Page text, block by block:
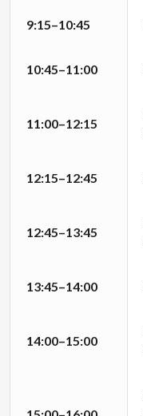
9:15–10:45
10:45–11:00
11:00–12:15
12:15–12:45
12:45–13:45
13:45–14:00
14:00–15:00